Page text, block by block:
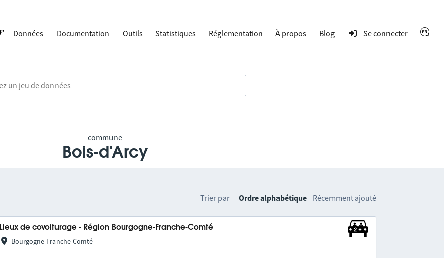
Données Documentation Outils Statistiques Réglementation À propos Blog Se connecter
commune
Bois-d'Arcy
Trier par Ordre alphabétique Récemment ajouté
Lieux de covoiturage - Région Bourgogne-Franche-Comté
Bourgogne-Franche-Comté